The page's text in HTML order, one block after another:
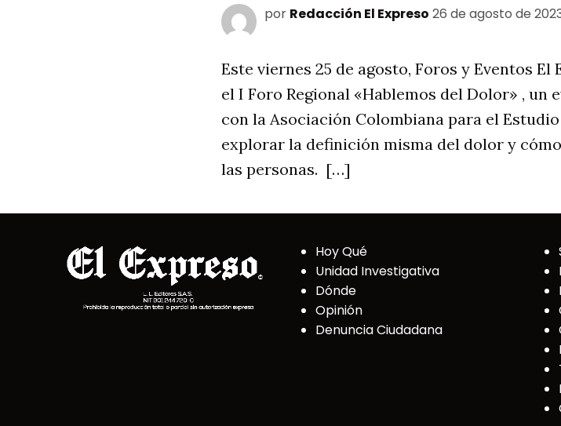
por Redacción El Expreso 26 de agosto de
Este viernes 25 de agosto, Foros y Eventos
el I Foro Regional «Hablemos del Dolor» ,
con la Asociación Colombiana para el
explorar la definición misma del dolor y
las personas. […]
Hoy Qué
Unidad Investigativa
Dónde
Opinión
Denuncia Ciudadana